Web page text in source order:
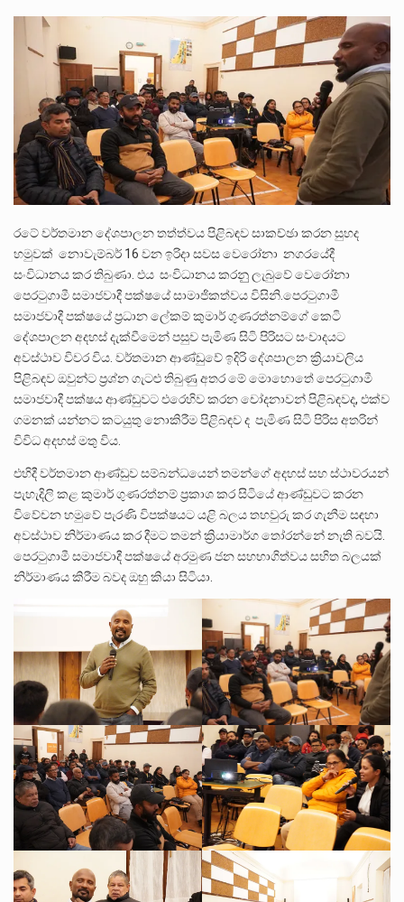
මේ, දන්නා හඳුනන ලියන්නකුගේ නන්නාඳුනන අඩවියක සැරිසරා ලද ආස්වාදනීය මොහොතක සිංහාවලෝකනයකි .කෙටි කවියක දිගු බර…
වත්මන් ආණ්ඩුවේ ප්‍රධාන පාර්ශවකරුවා වන ජනතා විමුක්ති පෙරමුණේ කාලයක පටන් තිබුණු ප්‍රධාන සටන් පාඨයක් වූවේ…
රටේ වර්තමාන දේශපාලන තත්ත්වය පිළිබඳව සාකච්ඡා කරන සුහද
හමුවක් නොවැම්බර් 16 වන ඉරිදා සවස වෙරෝනා නගරයේදී
සංවිධානය කර තිබුණා. එය සංවිධානය කරනුු ලැබුවේ වෙරෝනා
පෙරටුගාමී සමාජවාදී පක්ෂයේ සාමාජිකත්වය විසිනි.පෙරටුගාමී
සමාජවාදී පක්ෂයේ ප්‍රධාන ලේකම් කුමාර් ගුණරත්නම්ගේ කෙටි
දේශපාලන අදහස් දැක්වීමෙන් පසුව පැමිණ සිටි පිරිසට සංවාදයට
අවස්ථාව විවර විය. වර්තමාන ආණ්ඩුවේ ඉදිරි දේශපාලන ක්‍රියාවලිය
පිළිබඳව ඔවුන්ට ප්‍රශ්න ගැටළු තිබුණු අතර මේ මොහොතේ පෙරටුගාමී
සමාජවාදී පක්ෂය ආණ්ඩුවට එරෙහිව කරන චෝදනාවන් පිළිබඳවද, එක්ව
ගමනක් යන්නට කටයුතු නොකිරීම පිළිබඳව ද පැමිණ සිටි පිරිස අතරින්
විවිධ අදහස් මතු විය.
එහිදී වර්තමාන ආණ්ඩුව සම්බන්ධයෙන් තමන්ගේ අදහස් සහ ස්ථාවරයන්
පැහැදිලි කළ කුමාර් ගුණරත්නම් ප්‍රකාශ කර සිටියේ ආණ්ඩුවට කරන
විවේචන හමුවේ පැරණි විපක්ෂයට යළි බලය තහවුරු කර ගැනීම සඳහා
අවස්ථාව නිර්මාණය කර දීමට තමන් ක්‍රියාමාර්ග තෝරන්නේ නැති බවයි.
පෙරටුගාමී සමාජවාදී පක්ෂයේ අරමුණ ජන සහභාගිත්වය සහිත බලයක්
නිර්මාණය කිරීම බවද ඔහු කියා සිටියා.